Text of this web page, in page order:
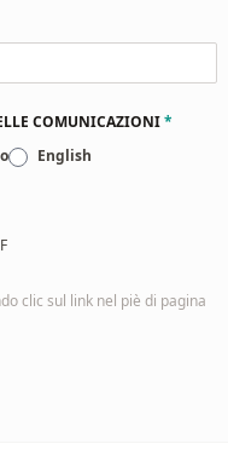
COMUNICAZIONI*
English
clic sul link nel piè di pagina